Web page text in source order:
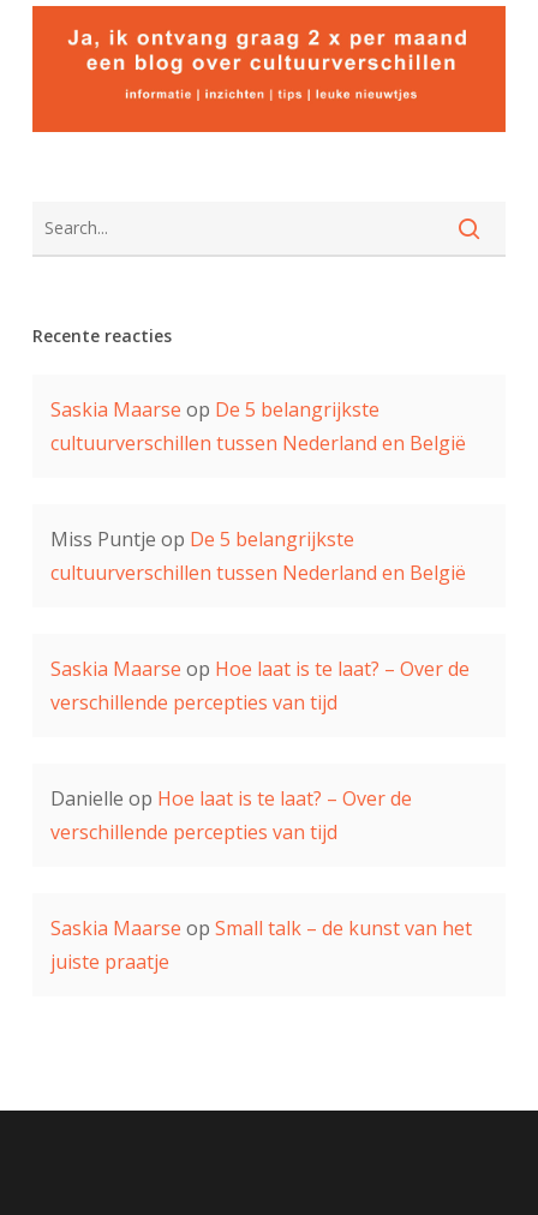
Recente reacties
Saskia Maarse op De 5 belangrijkste
cultuurverschillen tussen Nederland en België
Miss Puntje op De 5 belangrijkste
cultuurverschillen tussen Nederland en België
Saskia Maarse op Hoe laat is te laat? – Over de
verschillende percepties van tijd
Danielle op Hoe laat is te laat? – Over de
verschillende percepties van tijd
Saskia Maarse op Small talk – de kunst van het
juiste praatje